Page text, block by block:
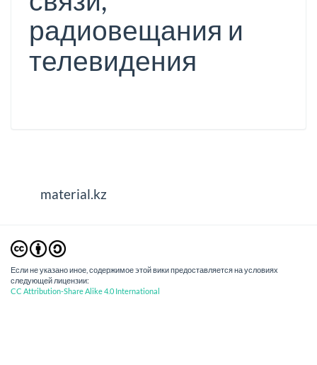
радиовещания и
телевидения
material.kz
Если не указано иное, содержимое этой вики предоставляется на условиях
следующей лицензии:
CC Attribution-Share Alike 4.0 International